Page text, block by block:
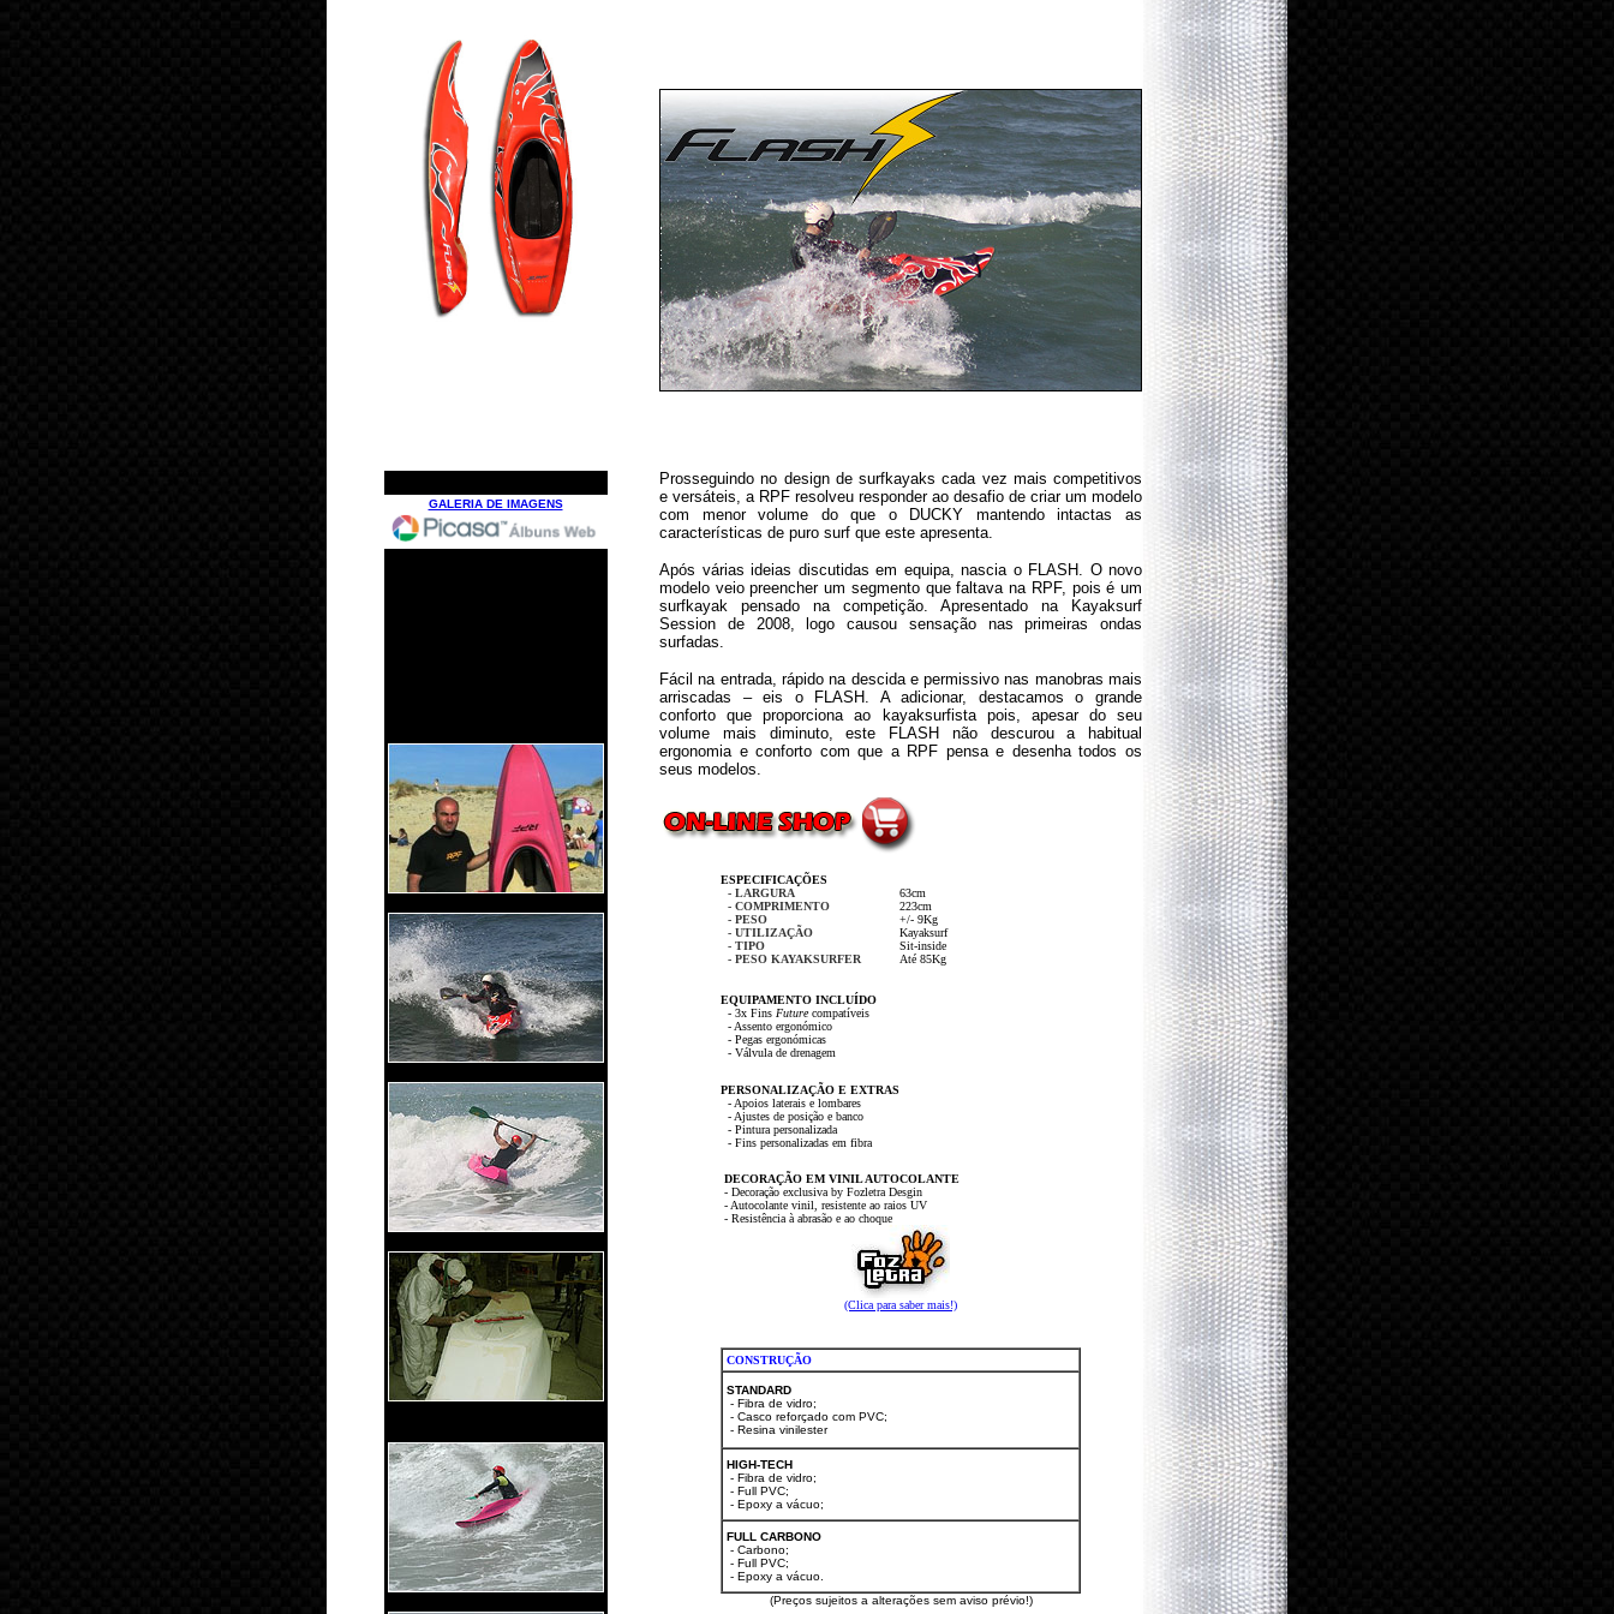
GALERIA DE IMAGENS
Prosseguindo no design de surfkayaks cada vez mais competitivos
e versáteis, a RPF resolveu responder ao desafio de criar um modelo
com menor volume do que o DUCKY mantendo intactas as
características de puro surf que este apresenta.
Após várias ideias discutidas em equipa, nascia o FLASH. O novo
modelo veio preencher um segmento que faltava na RPF, pois é um
surfkayak pensado na competição. Apresentado na Kayaksurf
Session de 2008, logo causou sensação nas primeiras ondas
surfadas.
Fácil na entrada, rápido na descida e permissivo nas manobras mais
arriscadas – eis o FLASH. A adicionar, destacamos o grande
conforto que proporciona ao kayaksurfista pois, apesar do seu
volume mais diminuto, este FLASH não descurou a habitual
ergonomia e conforto com que a RPF pensa e desenha todos os
seus modelos.
ESPECIFICAÇÕES
- LARGURA
63cm
- COMPRIMENTO
223cm
- PESO
+/- 9Kg
- UTILIZAÇÃO
Kayaksurf
- TIPO
Sit-inside
- PESO KAYAKSURFER
Até 85Kg
EQUIPAMENTO INCLUÍDO
- 3x Fins Futurecompatíveis
- Assento ergonómico
- Pegas ergonómicas
- Válvula de drenagem
PERSONALIZAÇÃO E EXTRAS
- Apoios laterais e lombares
- Ajustes de posição e banco
- Pintura personalizada
- Fins personalizadas em fibra
DECORAÇÃO EM VINIL AUTOCOLANTE
- Decoração exclusiva by Fozletra Desgin
- Autocolante vinil, resistente ao raios UV
- Resistência à abrasão e ao choque
(Clica para saber mais!)
CONSTRUÇÃO
STANDARD
- Fibra de vidro;
- Casco reforçado com PVC;
- Resina vinilester
HIGH-TECH
- Fibra de vidro;
- Full PVC;
- Epoxy a vácuo;
FULL CARBONO
- Carbono;
- Full PVC;
- Epoxy a vácuo.
(Preços sujeitos a alterações sem aviso prévio!)